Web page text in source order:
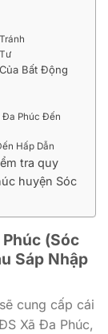
Bất Động
Đa Phúc Đến
Hấp Dẫn
tra quy
huyện Sóc
(Sóc
Sáp Nhập
cung cấp cái
Xã Đa Phúc,